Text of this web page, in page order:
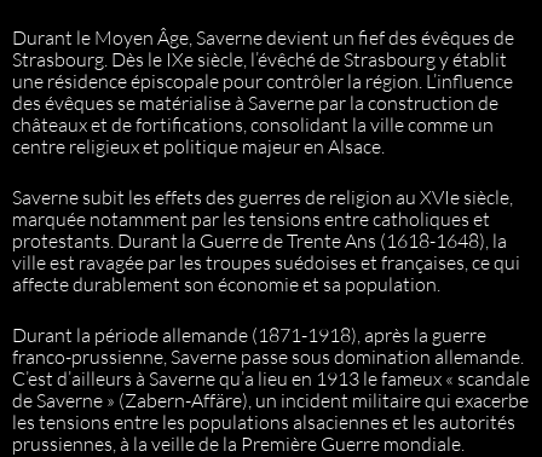
Durant le Moyen Âge, Saverne devient un fief des évêques de
Strasbourg. Dès le IXe siècle, l’évêché de Strasbourg y établit
une résidence épiscopale pour contrôler la région. L’influence
des évêques se matérialise à Saverne par la construction de
châteaux et de fortifications, consolidant la ville comme un
centre religieux et politique majeur en Alsace.
Saverne subit les effets des guerres de religion au XVIe siècle,
marquée notamment par les tensions entre catholiques et
protestants. Durant la Guerre de Trente Ans (1618-1648), la
ville est ravagée par les troupes suédoises et françaises, ce qui
affecte durablement son économie et sa population.
Durant la période allemande (1871-1918), après la guerre
franco-prussienne, Saverne passe sous domination allemande.
C’est d’ailleurs à Saverne qu’a lieu en 1913 le fameux « scandale
de Saverne » (Zabern-Affäre), un incident militaire qui exacerbe
les tensions entre les populations alsaciennes et les autorités
prussiennes, à la veille de la Première Guerre mondiale.